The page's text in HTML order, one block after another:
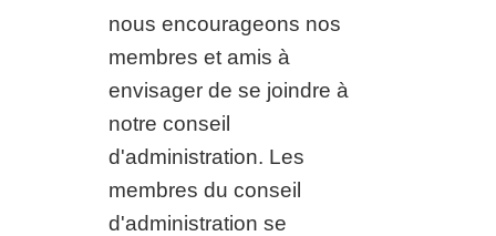
nous encourageons nos
membres et amis à
envisager de se joindre à
notre conseil
d'administration. Les
membres du conseil
d'administration se